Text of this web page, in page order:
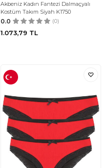
Akbeniz Kadın Fantezi Dalmaçyalı
Kostüm Takım Siyah K1750
0.0 (0)
1.073,79 TL